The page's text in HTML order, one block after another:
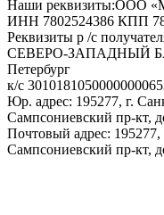
Наши реквизиты:ООО
ИНН 7802524386 КПП
Реквизиты р /с
СЕВЕРО-ЗАПАДНЫЙ
Петербург
к/с
Юр. адрес: 195277, г.
Сампсониевский пр-кт,
Почтовый адрес:
Сампсониевский пр-кт,